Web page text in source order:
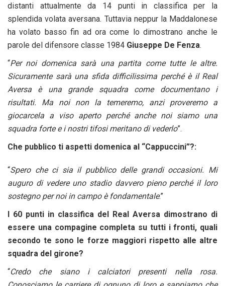
distanti attualmente da 14 punti in classifica per la
splendida volata aversana. Tuttavia neppur la Maddalonese
ha volato basso fin ad ora come lo dimostrano anche le
parole del difensore classe 1984 Giuseppe De Fenza.
“Per noi domenica sarà una partita come tutte le altre.
Sicuramente sarà una sfida difficilissima perché è il Real
Aversa è una grande squadra come documentano i
risultati. Ma noi non la temeremo, anzi proveremo a
giocarcela a viso aperto perché anche noi siamo una
squadra forte e i nostri tifosi meritano di vederlo”.
Che pubblico ti aspetti domenica al “Cappuccini”?:
“Spero che ci sia il pubblico delle grandi occasioni. Mi
auguro di vedere uno stadio davvero pieno perché il loro
sostegno per noi in campo è fondamentale.”
I 60 punti in classifica del Real Aversa dimostrano di
essere una compagine completa su tutti i fronti, quali
secondo te sono le forze maggiori rispetto alle altre
squadra del girone?
“Credo che siano i calciatori presenti nella rosa.